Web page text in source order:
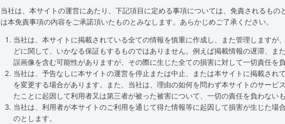
当社は、本サイトの運営にあたり、下記項目に定める事項については、免責されるもの
は本免責事項の内容をご承諾頂いたものとみなします。あらかじめご了承ください。
当社は、本サイトに掲載されている全ての情報を慎重に作成し、また管理しますが
どに関して、いかなる保証もするものではありません。例えば掲載情報の遅滞、ま
誤画像を含む可能性がありますが、その際に生じた全ての損害に対して一切責任を
当社は、予告なしに本サイトの運営を停止または中止、または本サイトに掲載され
を変更する場合があります。また、当社は、理由の如何を問わず本サイトのサービ
たことに起因して利用者又は第三者が被った被害について、一切の責任を負わないも
当社は、利用者が本サイトのご利用を通じて得た情報等に起因して損害が生じた場
のとします。